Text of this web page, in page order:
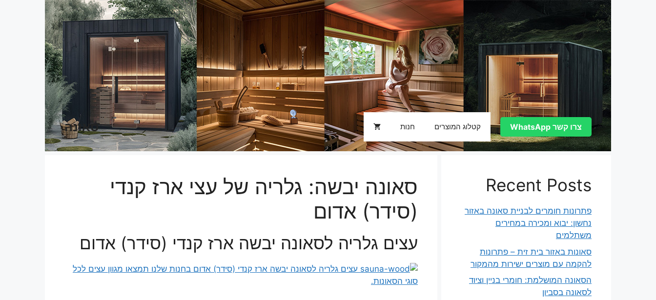
סאונה קטלוג המוצרים חנות צרו קשר WhatsApp
סאונה יבשה: גלריה של עצי ארז קנדי
(סידר) אדום
עצים גלריה לסאונה יבשה ארז קנדי (סידר) אדום
Recent Posts
פתרונות חומרים לבניית סאונה באזור
נחשון: יבוא ומכירה במחירים
משתלמים
סאונות באזור בית זית – פתרונות
להקמה עם מוצרים ישירות מהמקור
הסאונה המושלמת: חומרי בניין וציוד
לסאונה בסביון